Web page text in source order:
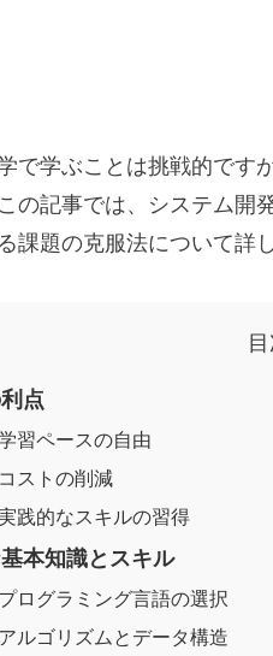
で学ぶことは挑戦的です
の記事では、システム開
課題の克服法について詳
点
習ペースの自由
ストの削減
践的なスキルの習得
本知識とスキル
ログラミング言語の選択
ルゴリズムとデータ構造